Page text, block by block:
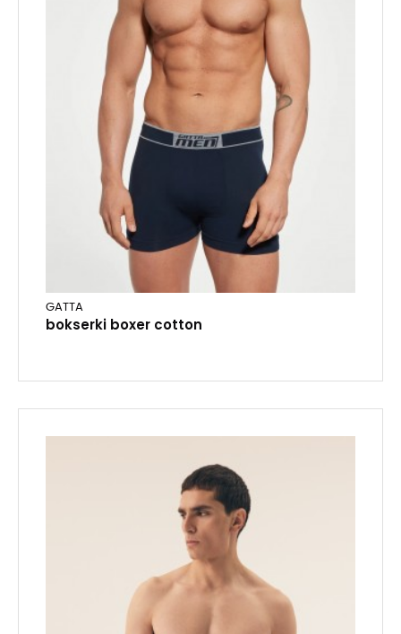
GATTA
bokserki boxer cotton